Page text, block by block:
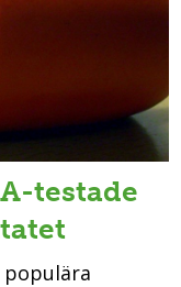
testade